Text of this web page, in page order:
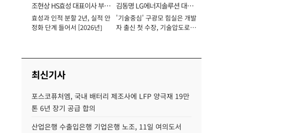
조현상 HS효성 대표이사 부회
장
효성과 인적 분할 2년, 실적 안
정화 단계 들어서 [2026년]
김동명 LG에너지솔루션 대표
이사 사장
'기술중심' 구광모 힘실은 개발
자 출신 첫 수장, 기술압도로
최신기사
포스코퓨처엠, 국내 배터리 제조사에 LFP 양극재 19만
톤 6년 장기 공급 합의
산업은행 수출입은행 기업은행 노조, 11일 여의도서